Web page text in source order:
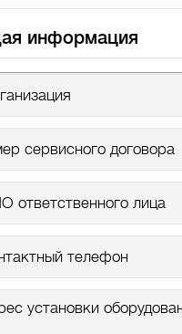
информация